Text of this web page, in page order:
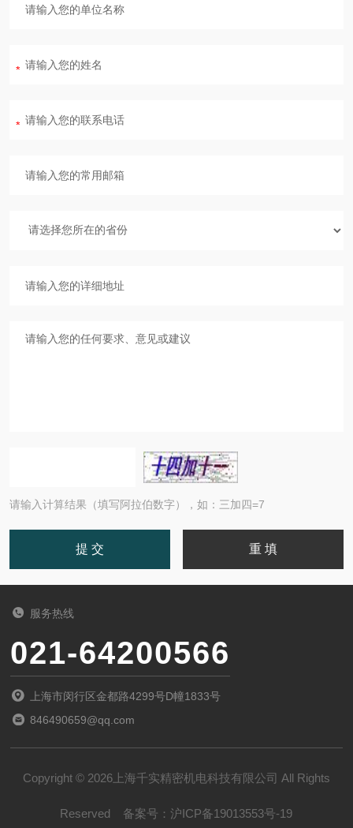
请输入计算结果（填写阿拉伯数字），如：三加四=7
服务热线
021-64200566
上海市闵行区金都路4299号D幢1833号
846490659@qq.com
Copyright © 2026上海千实精密机电科技有限公司 All Rights
Reserved 备案号： 沪ICP备19013553号-19